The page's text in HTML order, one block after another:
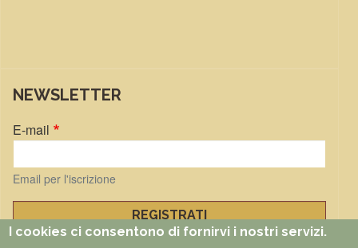
NEWSLETTER
E-mail
Email per l'iscrizione
Gestisci iscrizioni
I cookies ci consentono di fornirvi i nostri servizi.